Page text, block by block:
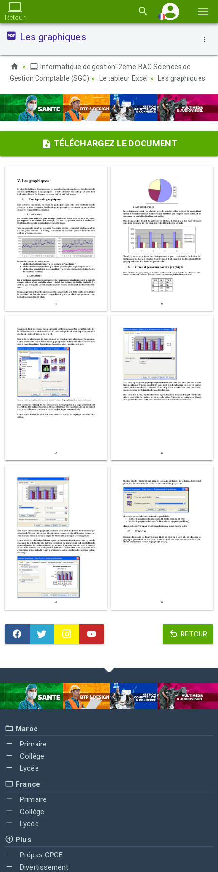
la
Retour
Les graphiques
Informatique de gestion: 2eme BAC Sciences de
Gestion Comptable (SGC)
Le tableur Excel Les graphiques
TÉLÉCHARGEZ LE DOCUMENT
RETOUR
Maroc
Primaire
Collège
Lycée
France
Primaire
Collège
Lycée
Plus
Prépas CPGE
Divertissement